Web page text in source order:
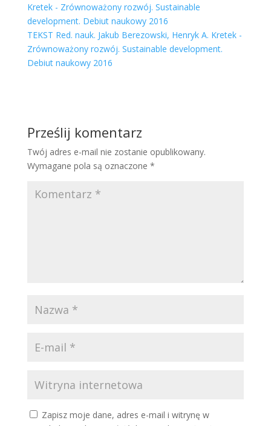
Kretek - Zrównoważony rozwój. Sustainable
development. Debiut naukowy 2016
TEKST Red. nauk. Jakub Berezowski, Henryk A. Kretek -
Zrównoważony rozwój. Sustainable development.
Debiut naukowy 2016
Prześlij komentarz
Twój adres e-mail nie zostanie opublikowany.
Wymagane pola są oznaczone *
Zapisz moje dane, adres e-mail i witrynę w